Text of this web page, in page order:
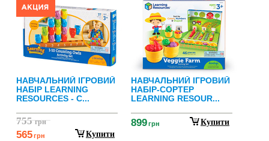
НАВЧАЛЬНИЙ ІГРОВИЙ
НАБІР LEARNING
RESOURCES - С...
755грн
565грн Купити
НАВЧАЛЬНИЙ ІГРОВИЙ
НАБІР-СОРТЕР
LEARNING RESOUR...
899грн Купити